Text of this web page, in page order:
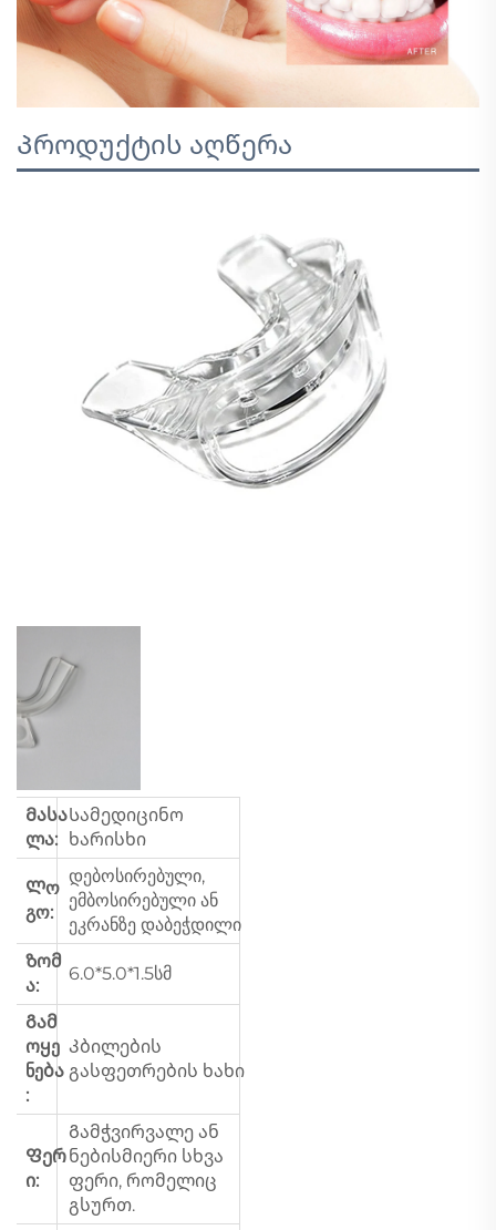
Პროდუქტის აღწერა
Მასა
ლა:
Სამედიცინო
ხარისხი
Ლო
გო:
დებოსირებული,
ემბოსირებული ან
ეკრანზე დაბეჭდილი
Ზომ
ა:
6.0*5.0*1.5სმ
Გამ
ოყე
ნება
:
Კბილების
გასფეთრების ხახი
Ფერ
ი:
Გამჭვირვალე ან
ნებისმიერი სხვა
ფერი, რომელიც
გსურთ.